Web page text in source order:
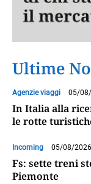
Ultime
Agenzie viaggi 05/
In Italia alla
le rotte
Incoming 05/08/
Fs: sette treni
Piemonte